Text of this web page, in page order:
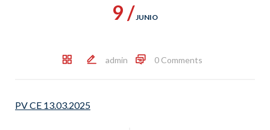
9 /JUNIO
admin 0 Comments
PV CE 13.03.2025